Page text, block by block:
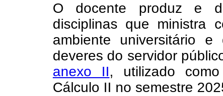
O docente produz e
disciplinas que ministra
ambiente universitário e
deveres do servidor
anexo II, utilizado
Cálculo II no semestre